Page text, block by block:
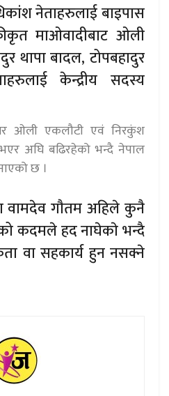
नेताहरुलाई बाइपास
माओवादीबाट ओली
थापा बादल, टोपबहादुर
केन्द्रीय सदस्य
ओली एकलौटी एवं निरकुंश
अघि बढिरहेको भन्दै नेपाल
छ ।
वामदेव गाैतम अहिले कुनै
कदमले हद नाघेकाे भन्दै
वा सहकार्य हुन नसक्ने